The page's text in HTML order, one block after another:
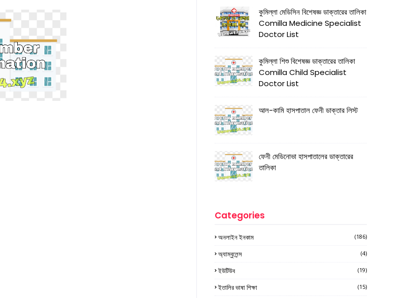
কুমিল্লা মেডিসিন বিশেষজ্ঞ ডাক্তারের তালিকা
Comilla Medicine Specialist
Doctor List
কুমিল্লা শিশু বিশেষজ্ঞ ডাক্তারের তালিকা
Comilla Child Specialist
Doctor List
আল-কামি হাসপাতাল ফেনী ডাক্তার লিস্ট
ফেনী মেডিনোভা হাসপাতালের ডাক্তারের
তালিকা
Categories
অনলাইন ইনকাম (186)
অ্যাম্বুলেন্স (4)
ইউটিউব (19)
ইতালির ভাষা শিক্ষা (15)